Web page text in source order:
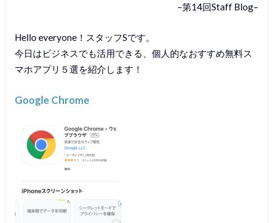
–第14回Staff Blog–
Hello everyone！スタッフSです。
今日はビジネスでも活用できる、個人的なおすすめ無料ス
マホアプリ５選を紹介します！
Google Chrome